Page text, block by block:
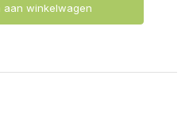
aan winkelwagen